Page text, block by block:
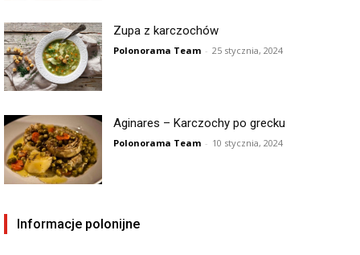
Zupa z karczochów
Polonorama Team - 25 stycznia, 2024
Aginares – Karczochy po grecku
Polonorama Team - 10 stycznia, 2024
Informacje polonijne